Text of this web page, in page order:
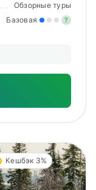
Обзорные туры
Базовая ?
Кешбэк 3%